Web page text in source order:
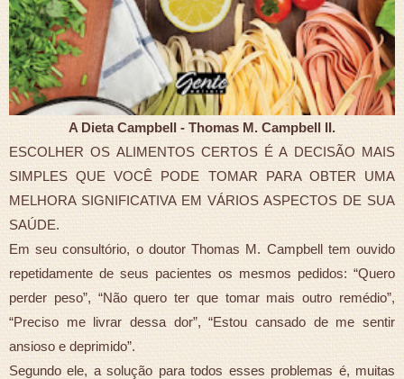
A Dieta Campbell - Thomas M. Campbell II.
ESCOLHER OS ALIMENTOS CERTOS É A DECISÃO MAIS
SIMPLES QUE VOCÊ PODE TOMAR PARA OBTER UMA
MELHORA SIGNIFICATIVA EM VÁRIOS ASPECTOS DE SUA
SAÚDE.
Em seu consultório, o doutor Thomas M. Campbell tem ouvido
repetidamente de seus pacientes os mesmos pedidos: “Quero
perder peso”, “Não quero ter que tomar mais outro remédio”,
“Preciso me livrar dessa dor”, “Estou cansado de me sentir
ansioso e deprimido”.
Segundo ele, a solução para todos esses problemas é, muitas